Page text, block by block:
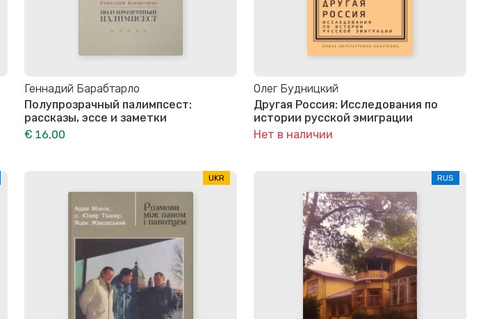
Геннадий Барабтарло
Полупрозрачный палимпсест:
рассказы, эссе и заметки
€ 16,00
Олег Будницкий
Другая Россия: Исследования по
истории русской эмиграции
Нет в наличии
UKR RUS